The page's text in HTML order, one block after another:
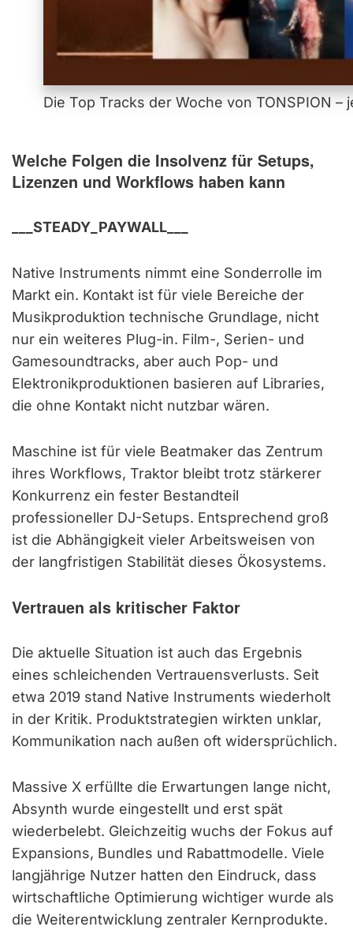
Die Top Tracks der Woche von TONSPION
Welche Folgen die Insolvenz für Setups,
Lizenzen und Workflows haben kann
___STEADY_PAYWALL___
Native Instruments nimmt eine Sonderrolle im
Markt ein. Kontakt ist für viele Bereiche der
Musikproduktion technische Grundlage, nicht
nur ein weiteres Plug-in. Film-, Serien- und
Gamesoundtracks, aber auch Pop- und
Elektronikproduktionen basieren auf Libraries,
die ohne Kontakt nicht nutzbar wären.
Maschine ist für viele Beatmaker das Zentrum
ihres Workflows, Traktor bleibt trotz stärkerer
Konkurrenz ein fester Bestandteil
professioneller DJ-Setups. Entsprechend groß
ist die Abhängigkeit vieler Arbeitsweisen von
der langfristigen Stabilität dieses Ökosystems.
Vertrauen als kritischer Faktor
Die aktuelle Situation ist auch das Ergebnis
eines schleichenden Vertrauensverlusts. Seit
etwa 2019 stand Native Instruments wiederholt
in der Kritik. Produktstrategien wirkten unklar,
Kommunikation nach außen oft widersprüchlich.
Massive X erfüllte die Erwartungen lange nicht,
Absynth wurde eingestellt und erst spät
wiederbelebt. Gleichzeitig wuchs der Fokus auf
Expansions, Bundles und Rabattmodelle. Viele
langjährige Nutzer hatten den Eindruck, dass
wirtschaftliche Optimierung wichtiger wurde als
die Weiterentwicklung zentraler Kernprodukte.